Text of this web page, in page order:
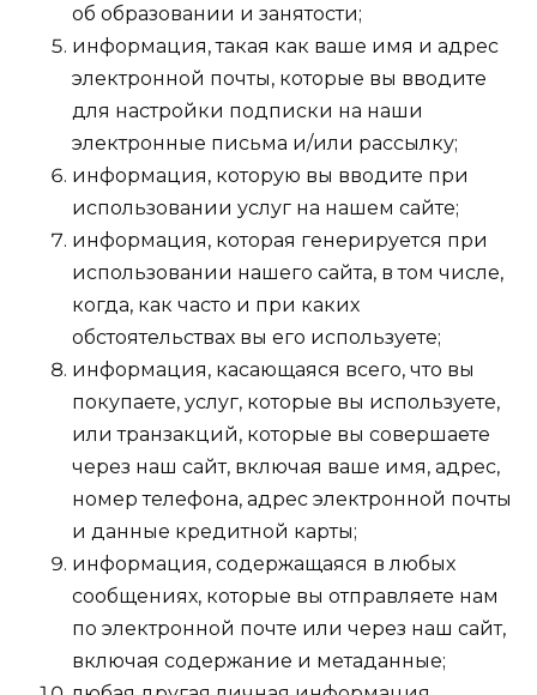
об образовании и занятости;
информация, такая как ваше имя и адрес
электронной почты, которые вы вводите
для настройки подписки на наши
электронные письма и/или рассылку;
информация, которую вы вводите при
использовании услуг на нашем сайте;
информация, которая генерируется при
использовании нашего сайта, в том числе,
когда, как часто и при каких
обстоятельствах вы его используете;
информация, касающаяся всего, что вы
покупаете, услуг, которые вы используете,
или транзакций, которые вы совершаете
через наш сайт, включая ваше имя, адрес,
номер телефона, адрес электронной почты
и данные кредитной карты;
информация, содержащаяся в любых
сообщениях, которые вы отправляете нам
по электронной почте или через наш сайт,
включая содержание и метаданные;